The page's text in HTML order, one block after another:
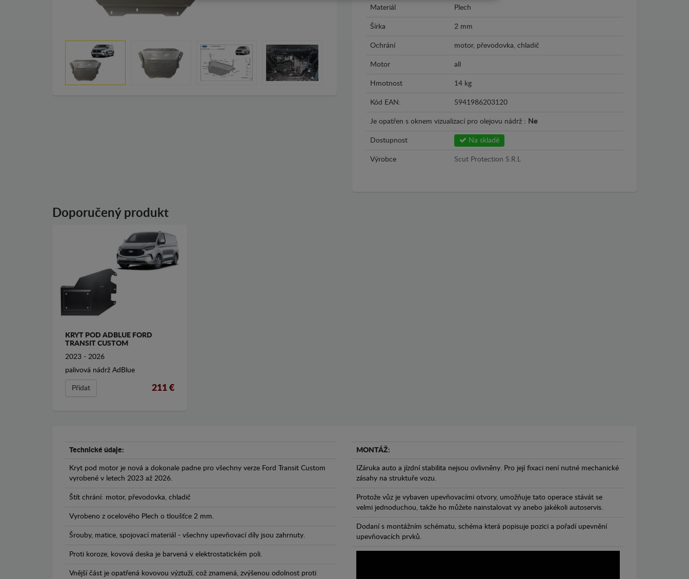
Materiál Plech
Šírka 2 mm
Ochrání motor, převodovka, chladič
Motor all
Hmotnost 14 kg
Kód EAN: 5941986203120
Je opatřen s oknem vizualizací pro olejovu nádrž : Ne
Dostupnost Na skladě
Výrobce Scut Protection S.R.L
Doporučený produkt
KRYT POD ADBLUE FORD
TRANSIT CUSTOM
2023 - 2026
palivová nádrž AdBlue
Přídat 211 €
Technické údaje:
Kryt pod motor je nová a dokonale padne pro všechny verze Ford Transit Custom
vyrobené v letech 2023 až 2026.
Štít chrání: motor, převodovka, chladič
Vyrobeno z ocelového Plech o tloušťce 2 mm.
Šrouby, matice, spojovací materiál - všechny upevňovací díly jsou zahrnuty.
Proti koroze, kovová deska je barvená v elektrostatickém poli.
Vnější část je opatřená kovovou výztuží, což znamená, zvýšenou odolnost proti
MONTÁŽ:
IZáruka auto a jízdní stabilita nejsou ovlivněny. Pro její fixaci není nutné mechanické
zásahy na struktuře vozu.
Protože vůz je vybaven upevňovacími otvory, umožňuje tato operace stávát se
velmi jednoduchou, takže ho můžete nainstalovat vy anebo jakékoli autoservis.
Dodaní s montážním schématu, schéma která popisuje pozici a pořadí upevnění
upevňovacích prvků.